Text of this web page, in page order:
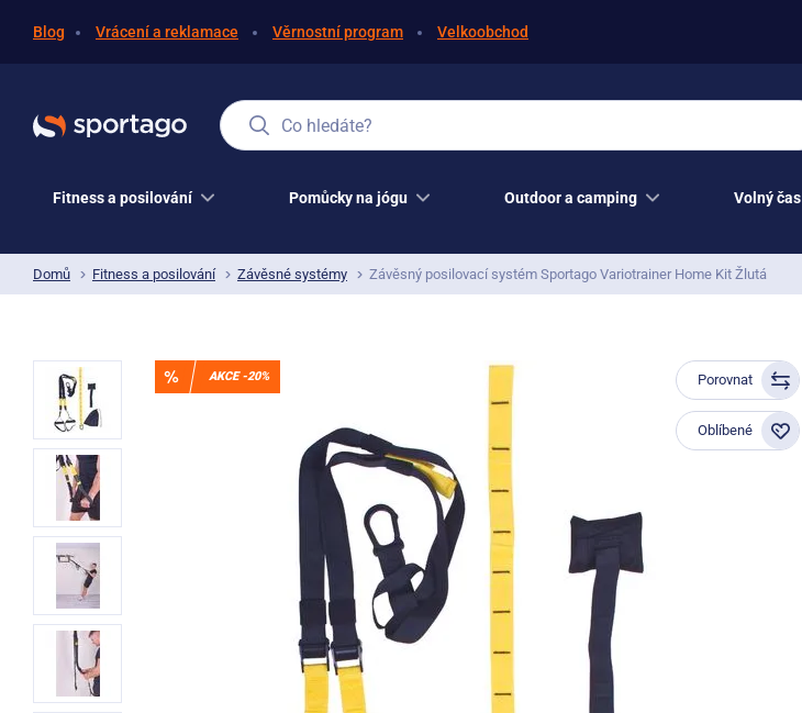
Blog Vrácení a reklamace Věrnostní program Velkoobchod
Co hledáte?
Fitness a posilování Pomůcky na jógu Outdoor a camping Volný čas
Domů Fitness a posilování Závěsné systémy Závěsný posilovací systém Sportago Variotrainer Home Kit Žlutá
AKCE -20% Porovnat
Oblíbené